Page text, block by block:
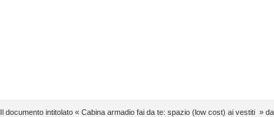
Il documento intitolato « Cabina armadio fai da te: spazio (low cost) ai vestiti »